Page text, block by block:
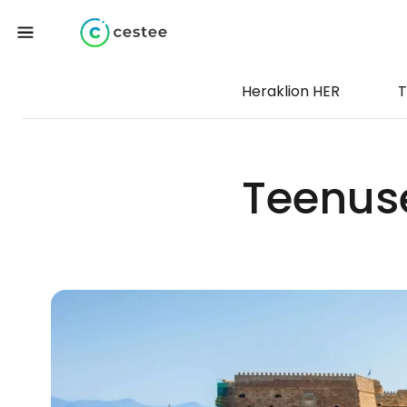
Heraklion HER